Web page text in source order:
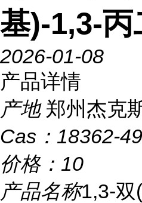
基)-1,3-丙
2026-01-08
产品详情
产地 郑州杰克
Cas： 18362-
价格： 10
产品名称1,3-双